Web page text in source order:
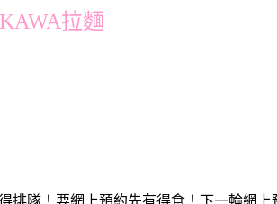
拉麵
隊！要網上預約先有得食！下一輪網上